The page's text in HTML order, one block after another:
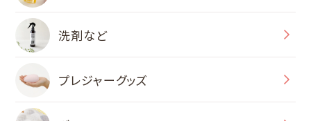
洗剤など
プレジャーグッズ